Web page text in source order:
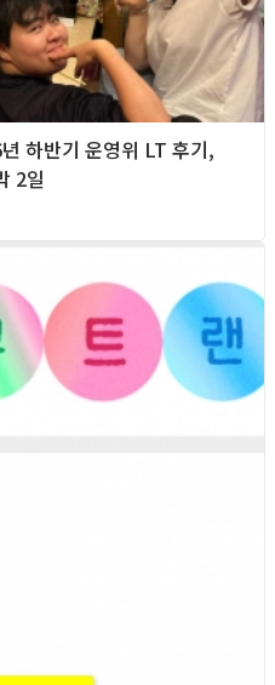
하반기 운영위 LT 후기,
2일